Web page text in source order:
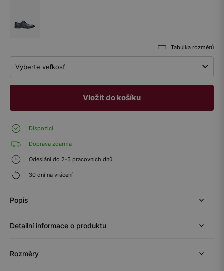
Tabulka rozměrů
Vyberte veľkosť
Vložit do košíku
Dispozici
Doprava zdarma
Odeslání do 2-5 pracovních dnů
30 dní na vrácení
Popis
Detailní informace o produktu
Rozměry